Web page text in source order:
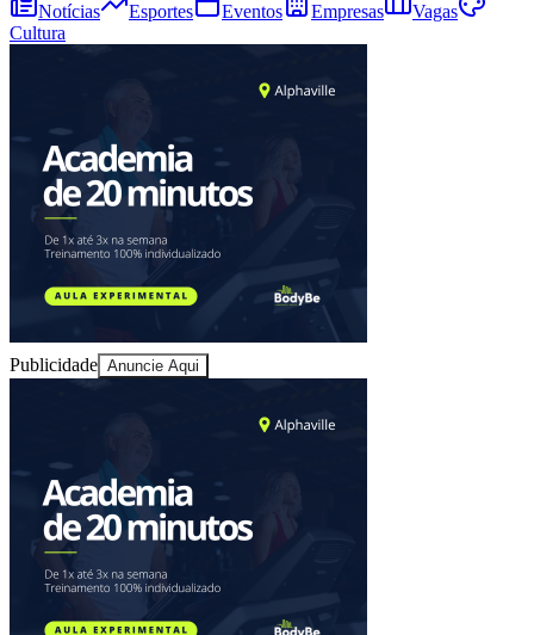
Bragantino
Notícias Esportes Eventos Empresas
Vagas
Cultura
Publicidade Anuncie Aqui